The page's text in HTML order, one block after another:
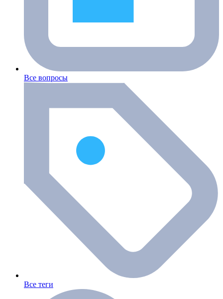
Все вопросы
Все теги